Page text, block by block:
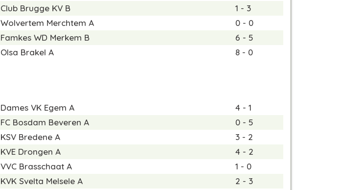
Club Brugge KV B
1 - 3
Wolvertem Merchtem A
0 - 0
Famkes WD Merkem B
6 - 5
Olsa Brakel A 8 - 0
Dames VK Egem A
4 - 1
FC Bosdam Beveren A
0 - 5
KSV Bredene A
3 - 2
KVE Drongen A
4 - 2
VVC Brasschaat A
1 - 0
KVK Svelta Melsele A
2 - 3